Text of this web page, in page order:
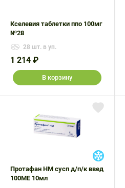
Кселевия таблетки ппо 100мг
№28
28 шт. в уп.
1 214 ₽
В корзину
Протафан НМ сусп д/п/к введ
100МЕ 10мл